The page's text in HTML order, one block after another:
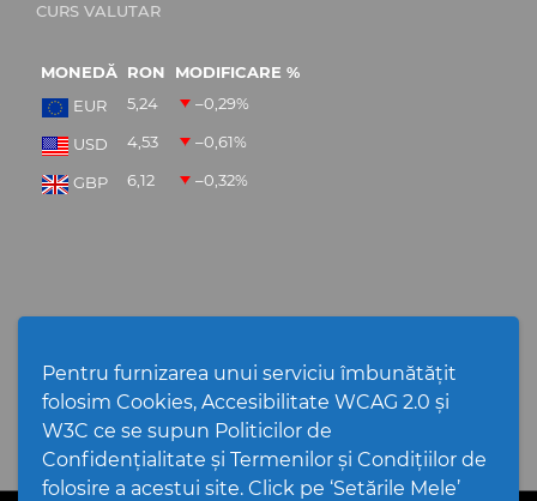
Pentru furnizarea unui serviciu îmbunătățit
folosim Cookies, Accesibilitate WCAG 2.0 și
W3C ce se supun Politicilor de
Confidențialitate și Termenilor și Condițiilor de
folosire a acestui site. Click pe ‘Setările Mele’
CURS VALUTAR
MONEDĂ RON
MODIFICARE %
EUR
5,24 –0,29%
USD 4,53 –0,61%
GBP 6,12 –0,32%